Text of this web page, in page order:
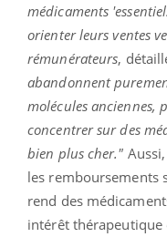
médicaments
orienter leurs ventes
rémunérateurs,
abandonnent
molécules anciennes,
concentrer sur des
bien plus cher."
les remboursements
rend des
intérêt thérapeutique